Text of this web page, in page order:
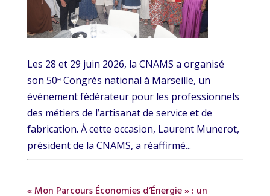
Les 28 et 29 juin 2026, la CNAMS a organisé
son 50ᵉ Congrès national à Marseille, un
événement fédérateur pour les professionnels
des métiers de l’artisanat de service et de
fabrication. À cette occasion, Laurent Munerot,
président de la CNAMS, a réaffirmé...
« Mon Parcours Économies d’Énergie » : un